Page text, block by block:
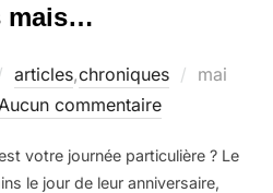
mais…
articles,chroniques
Publié
mai
Aucun commentaire
votre journée particulière ? Le
le jour de leur anniversaire,